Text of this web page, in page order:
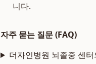
니다.
자주 묻는 질문 (FAQ)
더자인병원 뇌졸중 센